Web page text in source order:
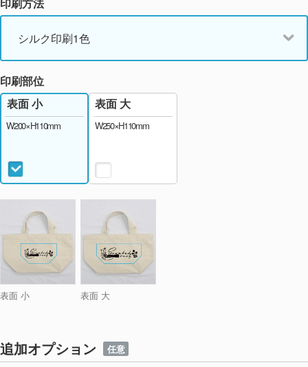
印刷方法
シルク印刷1色
印刷部位
表面 小 表面 大
表面 小
W200×H110mm
表面 大
W250×H110mm
追加オプション 任意